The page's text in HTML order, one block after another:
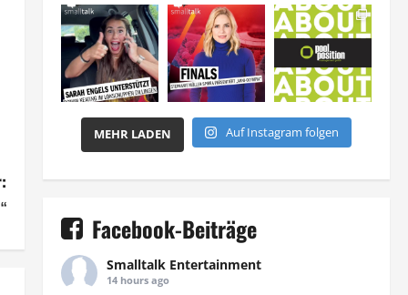
MEHR LADEN Auf Instagram folgen
Facebook-Beiträge
Smalltalk Entertainment
14 hours ago